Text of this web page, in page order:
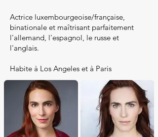
Actrice luxembourgeoise/française,
binationale et maîtrisant parfaitement
l'allemand, l'espagnol, le russe et
l'anglais.
Habite à Los Angeles et à Paris